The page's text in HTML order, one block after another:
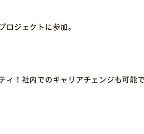
ジェクトに参加。
ィ！社内でのキャリアチェンジも可能